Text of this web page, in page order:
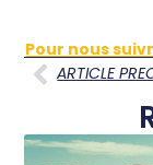
Pour nous
ARTICLE